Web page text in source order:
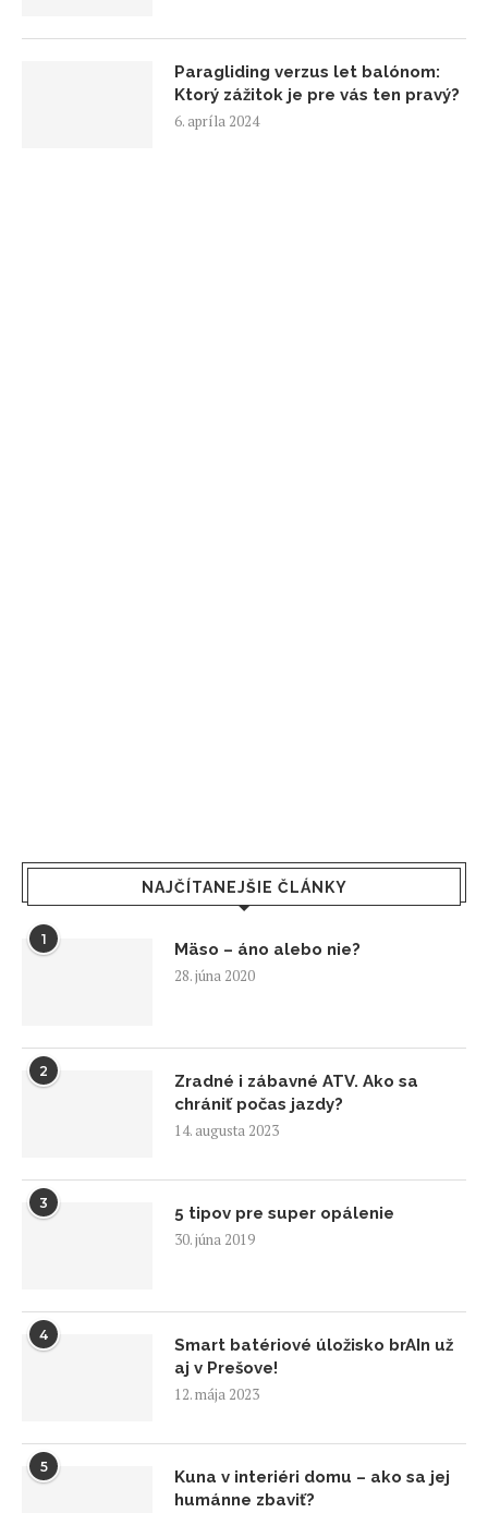
Paragliding verzus let balónom:
Ktorý zážitok je pre vás ten pravý?
6. apríla 2024
NAJČÍTANEJŠIE ČLÁNKY
1
Mäso – áno alebo nie?
28. júna 2020
2
Zradné i zábavné ATV. Ako sa
chrániť počas jazdy?
14. augusta 2023
3
5 tipov pre super opálenie
30. júna 2019
4
Smart batériové úložisko brAIn už
aj v Prešove!
12. mája 2023
5
Kuna v interiéri domu – ako sa jej
humánne zbaviť?